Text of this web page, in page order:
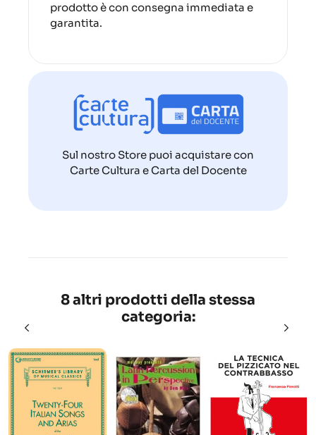
prodotto è con consegna immediata e
garantita.
Sul nostro Store puoi acquistare con
Carte Cultura e Carta del Docente
8 altri prodotti della stessa
categoria: